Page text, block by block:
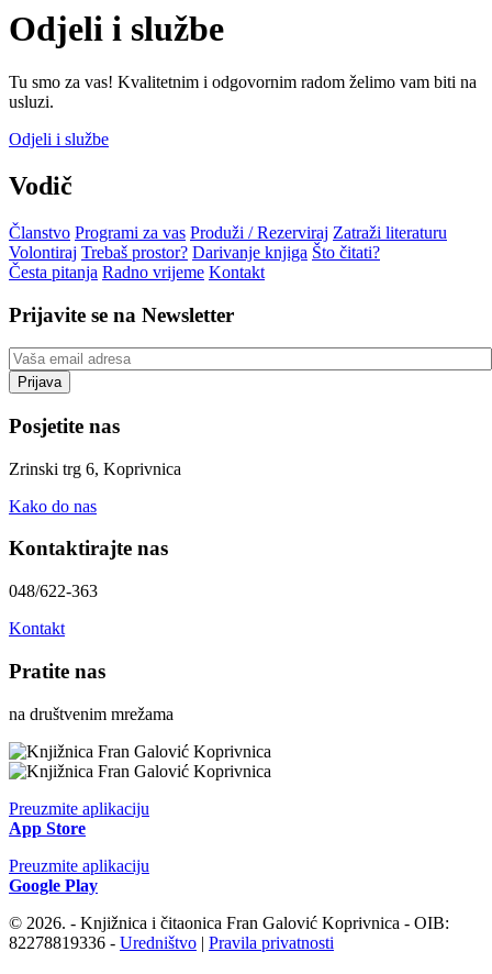
Odjeli i službe
Tu smo za vas! Kvalitetnim i odgovornim radom želimo vam biti na
usluzi.
Odjeli i službe
Vodič
Članstvo Programi za vas Produži / Rezerviraj Zatraži literaturu
Volontiraj Trebaš prostor? Darivanje knjiga Što čitati?
Česta pitanja Radno vrijeme Kontakt
Prijavite se na Newsletter
Posjetite nas
Zrinski trg 6, Koprivnica
Kako do nas
Kontaktirajte nas
048/622-363
Kontakt
Pratite nas
na društvenim mrežama
Preuzmite aplikaciju
App Store
Preuzmite aplikaciju
Google Play
© 2026. - Knjižnica i čitaonica Fran Galović Koprivnica - OIB:
82278819336 - Uredništvo | Pravila privatnosti